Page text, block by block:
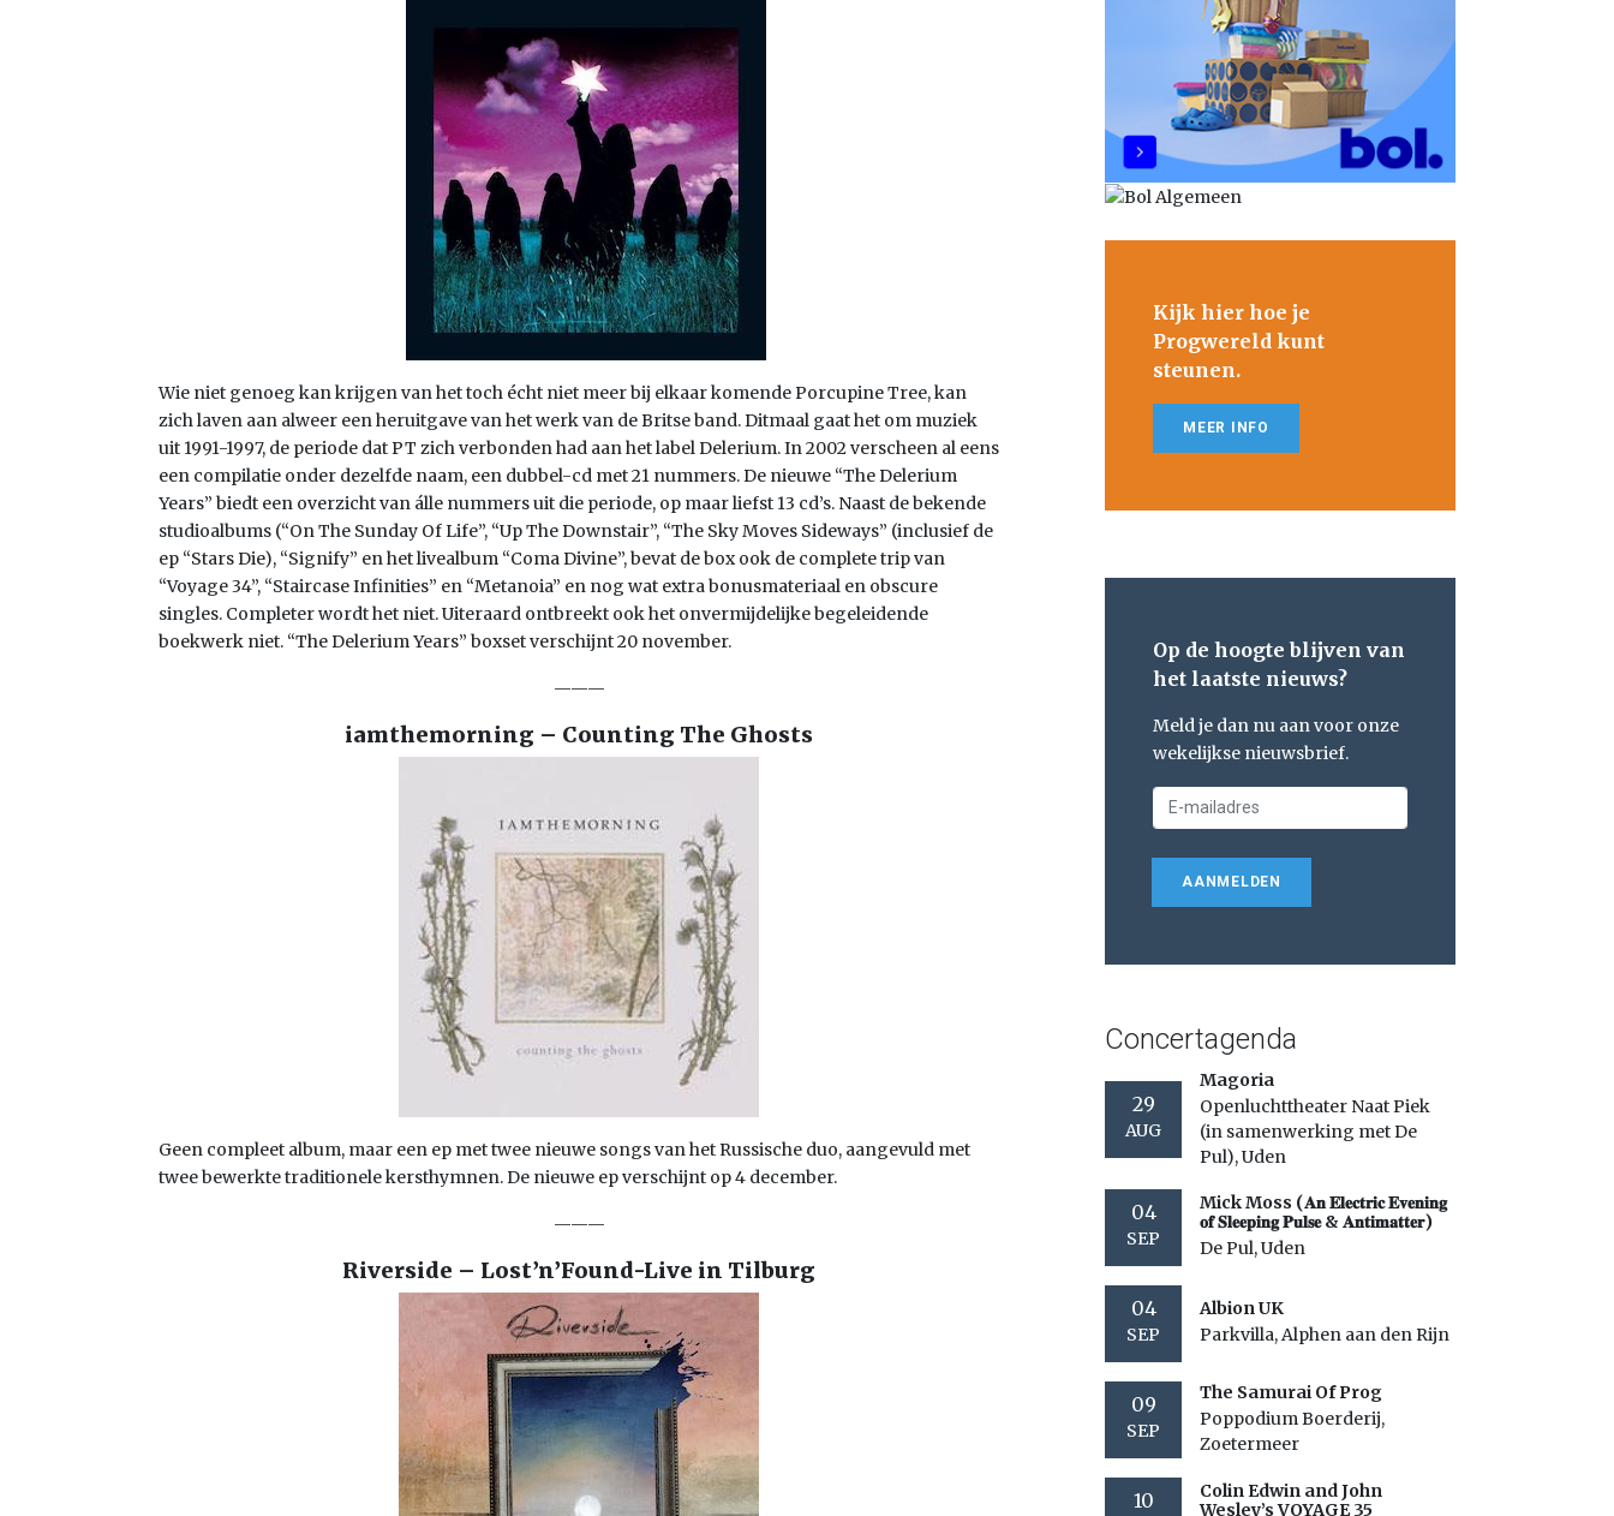
Wie niet genoeg kan krijgen van het toch écht niet meer bij elkaar komende Porcupine Tree, kan
zich laven aan alweer een heruitgave van het werk van de Britse band. Ditmaal gaat het om muziek
uit 1991-1997, de periode dat PT zich verbonden had aan het label Delerium. In 2002 verscheen al eens
een compilatie onder dezelfde naam, een dubbel-cd met 21 nummers. De nieuwe “The Delerium
Years” biedt een overzicht van álle nummers uit die periode, op maar liefst 13 cd’s. Naast de bekende
studioalbums (“On The Sunday Of Life”, “Up The Downstair”, “The Sky Moves Sideways” (inclusief de
ep “Stars Die), “Signify” en het livealbum “Coma Divine”, bevat de box ook de complete trip van
“Voyage 34”, “Staircase Infinities” en “Metanoia” en nog wat extra bonusmateriaal en obscure
singles. Completer wordt het niet. Uiteraard ontbreekt ook het onvermijdelijke begeleidende
boekwerk niet. “The Delerium Years” boxset verschijnt 20 november.
———
iamthemorning – Counting The Ghosts
Geen compleet album, maar een ep met twee nieuwe songs van het Russische duo, aangevuld met
twee bewerkte traditionele kersthymnen. De nieuwe ep verschijnt op 4 december.
———
Riverside – Lost’n’Found-Live in Tilburg
Kijk hier hoe je
Progwereld kunt
steunen.
MEER INFO
Op de hoogte blijven van
het laatste nieuws?
Meld je dan nu aan voor onze
wekelijkse nieuwsbrief.
AANMELDEN
Concertagenda
29
AUG
Magoria
Openluchttheater Naat Piek
(in samenwerking met De
Pul), Uden
04
SEP
Mick Moss (𝐀𝐧 𝐄𝐥𝐞𝐜𝐭𝐫𝐢𝐜 𝐄𝐯𝐞𝐧𝐢𝐧𝐠
𝐨𝐟 𝐒𝐥𝐞𝐞𝐩𝐢𝐧𝐠 𝐏𝐮𝐥𝐬𝐞 & 𝐀𝐧𝐭𝐢𝐦𝐚𝐭𝐭𝐞𝐫)
De Pul, Uden
04
SEP
Albion UK
Parkvilla, Alphen aan den Rijn
09
SEP
The Samurai Of Prog
Poppodium Boerderij,
Zoetermeer
10
Colin Edwin and John
Wesley’s VOYAGE 35